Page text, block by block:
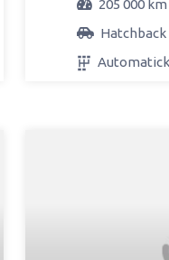
205 000 km
Hatchback